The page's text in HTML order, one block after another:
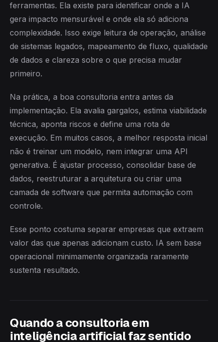
ferramentas. Ela existe para identificar onde a IA
gera impacto mensurável e onde ela só adiciona
complexidade. Isso exige leitura de operação, análise
de sistemas legados, mapeamento de fluxo, qualidade
de dados e clareza sobre o que precisa mudar
primeiro.
Na prática, a boa consultoria entra antes da
implementação. Ela avalia gargalos, estima viabilidade
técnica, aponta riscos e define uma rota de
execução. Em muitos casos, a melhor resposta inicial
não é treinar um modelo, nem integrar uma API
generativa. É ajustar processo, consolidar base de
dados, reestruturar a arquitetura ou criar uma
camada de software que permita automação com
controle.
Esse ponto costuma separar empresas que extraem
valor das que apenas adicionam custo. IA sem base
operacional minimamente organizada raramente
sustenta resultado.
Quando a consultoria em
inteligência artificial faz sentido